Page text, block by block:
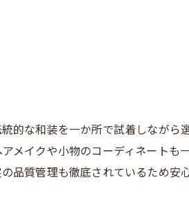
的な和装を一か所で試着しながら
メイクや小物のコーディネートも
品質管理も徹底されているため安